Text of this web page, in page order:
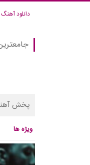
دانلود آهنگ
پخش
ویژه ها